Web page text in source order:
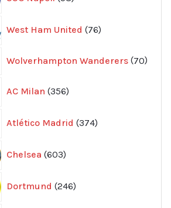
produkter
West Ham United 76
produkter
Wolverhampton Wanderers 70
AC Milan 356
produkter
Atlético Madrid 374
produkter
Chelsea 603
produkter
Dortmund 246
produkter